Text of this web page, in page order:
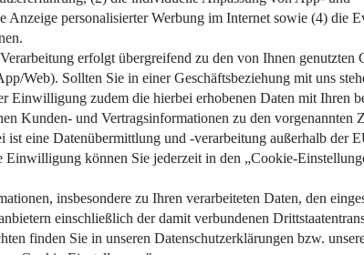
ab den 1990er-
… sind in der Regel schmaler.
Ziegeln. … bestehen aus nicht massivem
… klingen beim Klopfen innen hohl.
… haben unterschiedliche
brauche ich eine